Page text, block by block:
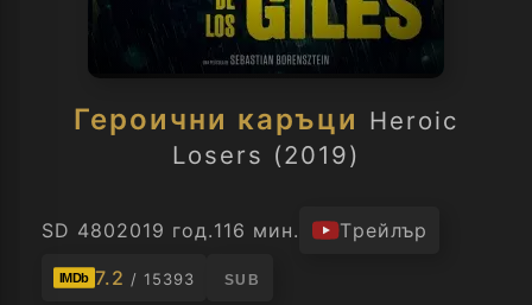
Героични каръци Heroic
Losers (2019)
SD 4802019 год.116 мин. Трейлър
IMDb 7.2 / 15393 SUB